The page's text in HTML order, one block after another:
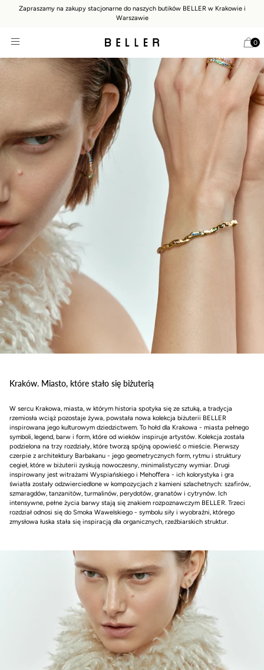
Zapraszamy na zakupy stacjonarne do naszych butików BELLER w Krakowie i
Warszawie
0
Kraków. Miasto, które stało się biżuterią
W sercu Krakowa, miasta, w którym historia spotyka się ze sztuką, a tradycja
rzemiosła wciąż pozostaje żywa, powstała nowa kolekcja biżuterii BELLER
inspirowana jego kulturowym dziedzictwem. To hołd dla Krakowa - miasta pełnego
symboli, legend, barw i form, które od wieków inspiruje artystów. Kolekcja została
podzielona na trzy rozdziały, które tworzą spójną opowieść o mieście. Pierwszy
czerpie z architektury Barbakanu - jego geometrycznych form, rytmu i struktury
cegieł, które w biżuterii zyskują nowoczesny, minimalistyczny wymiar. Drugi
inspirowany jest witrażami Wyspiańskiego i Mehoﬀera - ich kolorystyka i gra
światła zostały odzwierciedlone w kompozycjach z kamieni szlachetnych: szafirów,
szmaragdów, tanzanitów, turmalinów, perydotów, granatów i cytrynów. Ich
intensywne, pełne życia barwy stają się znakiem rozpoznawczym BELLER. Trzeci
rozdział odnosi się do Smoka Wawelskiego - symbolu siły i wyobraźni, którego
zmysłowa łuska stała się inspiracją dla organicznych, rzeźbiarskich struktur.